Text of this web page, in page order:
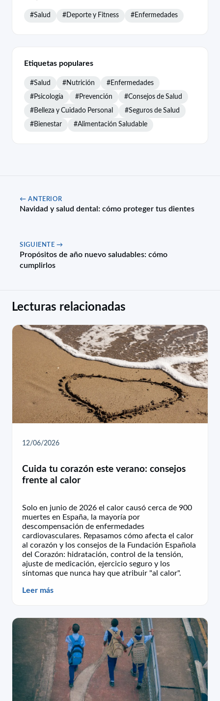
#Salud #Deporte y Fitness #Enfermedades
Etiquetas populares
#Salud #Nutrición #Enfermedades
#Psicología #Prevención #Consejos de Salud
#Belleza y Cuidado Personal #Seguros de Salud
#Bienestar #Alimentación Saludable
← ANTERIOR
Navidad y salud dental: cómo proteger tus dientes
SIGUIENTE →
Propósitos de año nuevo saludables: cómo
cumplirlos
Lecturas relacionadas
12/06/2026
Cuida tu corazón este verano: consejos
frente al calor
Solo en junio de 2026 el calor causó cerca de 900
muertes en España, la mayoría por
descompensación de enfermedades
cardiovasculares. Repasamos cómo afecta el calor
al corazón y los consejos de la Fundación Española
del Corazón: hidratación, control de la tensión,
ajuste de medicación, ejercicio seguro y los
síntomas que nunca hay que atribuir "al calor".
Leer más